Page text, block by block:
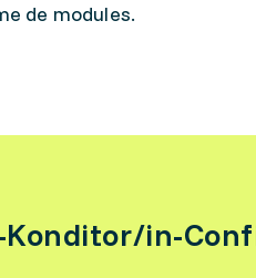
de modules.
in-